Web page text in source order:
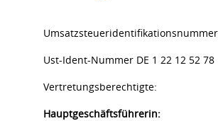
Ust-Ident-Nummer DE 1 22 12 52 78
Vertretungsberechtigte:
Hauptgeschäftsführerin: